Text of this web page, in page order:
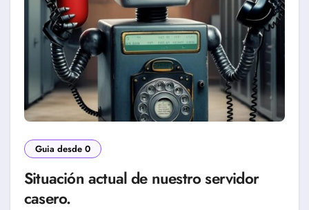
Guia desde 0
Situación actual de nuestro servidor
casero.